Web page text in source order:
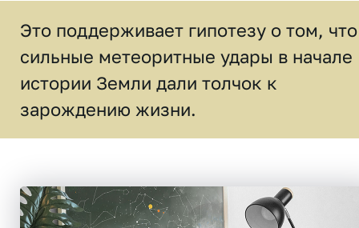
Это поддерживает гипотезу о том, что
сильные метеоритные удары в начале
истории Земли дали толчок к
зарождению жизни.